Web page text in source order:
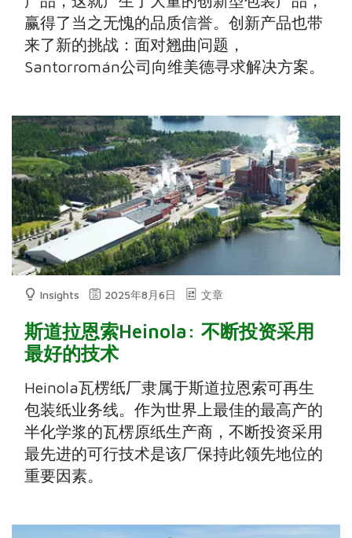
赢得了当之无愧的品质信誉。创新产品也带
来了新的挑战：面对翘曲问题，
Santorromán公司向维美德寻求解决方案。
Insights 2025年8月6日 文章
斯道拉恩索Heinola: 不断投资采用
最好的技术
Heinola瓦楞纸厂隶属于斯道拉恩索可再生
包装纸业务线。作为世界上最佳的最高产的
半化学浆的瓦楞原纸生产商，不断投资采用
最先进的可行技术是该厂保持此领先地位的
重要因素。